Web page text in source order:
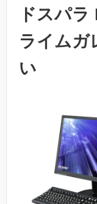
ドスパ
ライムガ
い